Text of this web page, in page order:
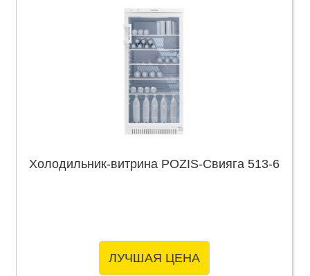
Холодильник-витрина POZIS-Свияга 513-6
ЛУЧШАЯ ЦЕНА